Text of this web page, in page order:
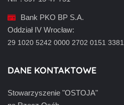
Bank PKO BP S.A.
Oddział IV Wrocław:
29 1020 5242 0000 2702 0151 3381
DANE KONTAKTOWE
Stowarzyszenie "OSTOJA"